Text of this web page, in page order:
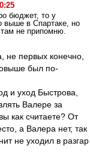
бюджет, то у
выше в Спартаке, но
там не припомню.
не первых конечно,
был по-
и уход Быстрова,
Валере за
как считаете? От
а Валера нет, так
не уходил в разгар